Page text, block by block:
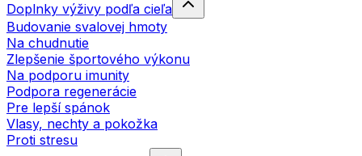
Doplnky výživy podľa cieľa
Budovanie svalovej hmoty
Na chudnutie
Zlepšenie športového výkonu
Na podporu imunity
Podpora regenerácie
Pre lepší spánok
Vlasy, nechty a pokožka
Proti stresu